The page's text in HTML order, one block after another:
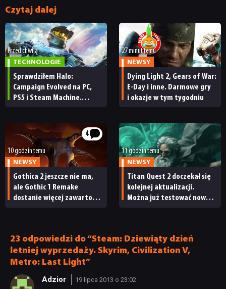
Czytaj dalej
Przed chwilą
TECHNOLOGIE
Sprawdziłem Halo:
Campaign Evolved na PC,
PS5 i Steam Machine.
[RECENZJA TECHNICZNA]
27 minut temu
NEWSY
Dying Light 2, Gears of War:
E-Day i inne. Darmowe gry
i okazje w tym tygodniu
4
10 godzin temu
NEWSY
Gothica 2 jeszcze nie ma,
ale Gothic 1 Remake
dostanie więcej zawartości.
11 godzin temu
NEWSY
Titan Quest 2 doczekał się
kolejnej aktualizacji.
Można już testować nową
23 odpowiedzi do “Steam: Dziewiąty dzień
letniej wyprzedaży. Skyrim, Civilization V,
Metro: Last Light”
Adzior 19 lipca 2013 o 23:02